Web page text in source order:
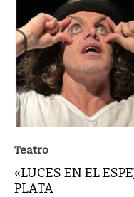
Teatro
«LUCES EN EL
PLATA